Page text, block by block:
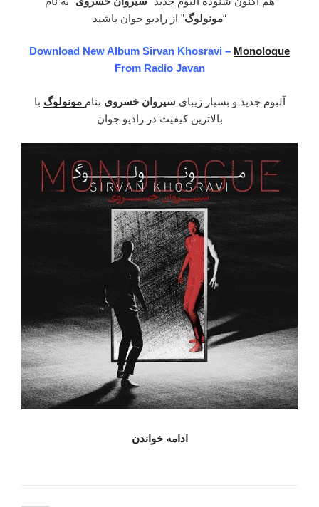
“مونولوگ” از رادیو جوان باشید
Download New Album Sirvan Khosravi – Monologue
From Radio Javan
آلبوم جدید و بسیار زیبای سیروان خسروی بنام مونولوگ با
بالاترین کیفیت در رادیو جوان
ادامه خواندن